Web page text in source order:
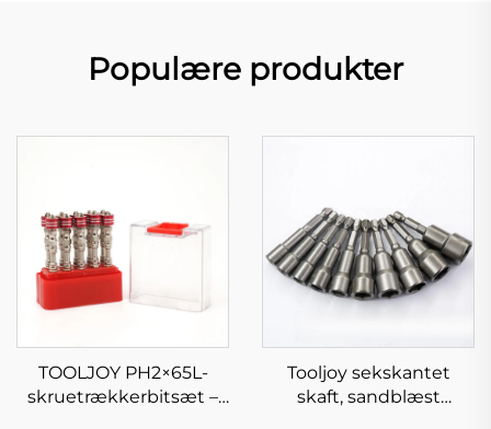
Populære produkter
TOOLJOY PH2×65L-
skruetrækkerbitsæt –
Tooljoy sekskantet
skaft, sandblæst